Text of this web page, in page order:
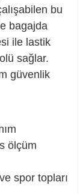
bu
bagajda
ile lastik
sağlar.
güvenlik
ölçüm
spor topları